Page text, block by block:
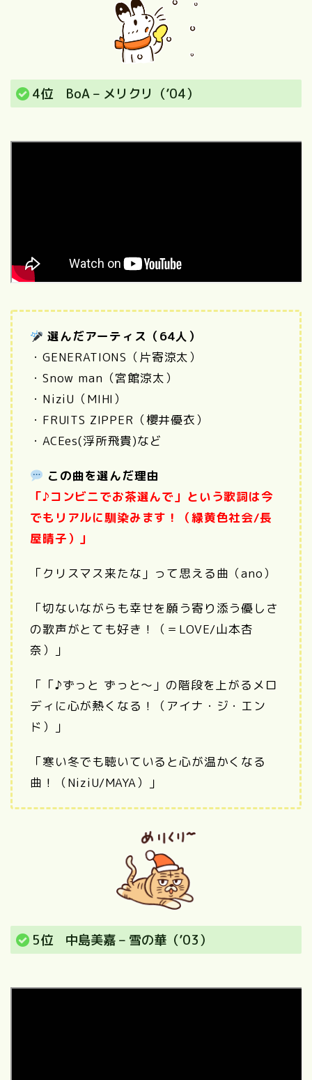
4位 BoA – メリクリ（’04）
選んだアーティス（64人）
・GENERATIONS（片寄涼太）
・Snow man（宮館涼太）
・NiziU（MIHI）
・FRUITS ZIPPER（櫻井優衣）
・ ACEes(浮所飛貴)など
この曲を選んだ理由
「♪コンビニでお茶選んで」という歌詞は今
でもリアルに馴染みます！（緑黄色社会/長
屋晴子）」
「クリスマス来たな」って思える曲（ano）
「切ないながらも幸せを願う寄り添う優しさ
の歌声がとても好き！（＝LOVE/山本杏
奈）」
「「♪ずっと ずっと～」の階段を上がるメロ
ディに心が熱くなる！（アイナ・ジ・エン
ド）」
「寒い冬でも聴いていると心が温かくなる
曲！（NiziU/MAYA）」
5位 中島美嘉 – 雪の華（’03）